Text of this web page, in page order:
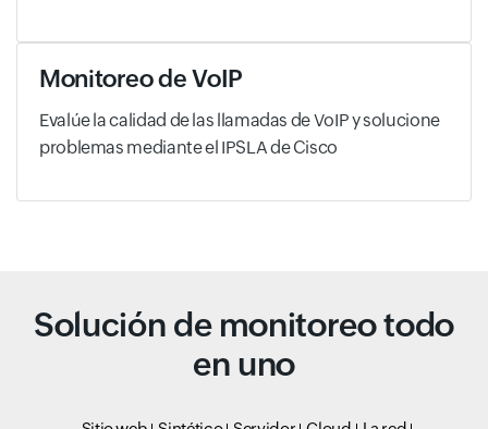
Monitoreo de VoIP
Evalúe la calidad de las llamadas de VoIP y solucione
problemas mediante el IPSLA de Cisco
Solución de monitoreo todo
en uno